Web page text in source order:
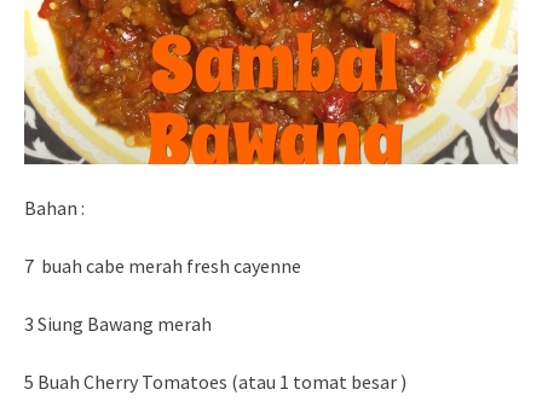
Bahan :
7 buah cabe merah fresh cayenne
3 Siung Bawang merah
5 Buah Cherry Tomatoes (atau 1 tomat besar )